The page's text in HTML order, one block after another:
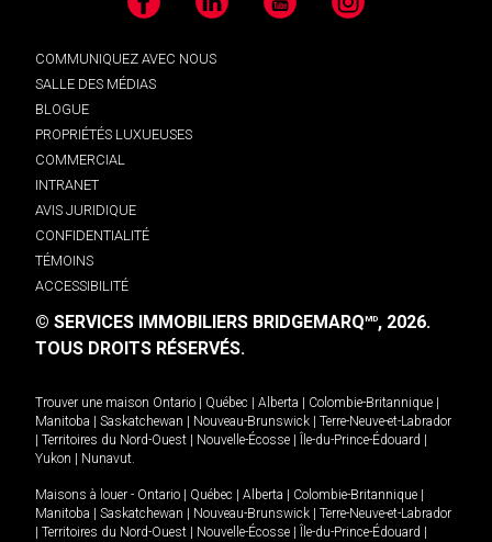
Facebook LinkedIn YouTube Instagram
COMMUNIQUEZ AVEC NOUS
SALLE DES MÉDIAS
BLOGUE
PROPRIÉTÉS LUXUEUSES
COMMERCIAL
INTRANET
AVIS JURIDIQUE
CONFIDENTIALITÉ
TÉMOINS
ACCESSIBILITÉ
© SERVICES IMMOBILIERS BRIDGEMARQMD, 2026.
TOUS DROITS RÉSERVÉS.
Trouver une maison Ontario Québec Alberta Colombie-Britannique
Manitoba
Saskatchewan Nouveau-Brunswick
Terre-Neuve-et-Labrador
Territoires du Nord-Ouest Nouvelle-Écosse Île-du-Prince-Édouard
Yukon
Nunavut.
Maisons à louer - Ontario Québec Alberta Colombie-Britannique
Manitoba
Saskatchewan Nouveau-Brunswick
Terre-Neuve-et-Labrador
Territoires du Nord-Ouest Nouvelle-Écosse Île-du-Prince-Édouard